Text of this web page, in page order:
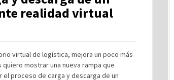
realidad virtual
virtual de logística, mejora un poco más
quiero mostrar una nueva rampa que
el proceso de carga y descarga de un